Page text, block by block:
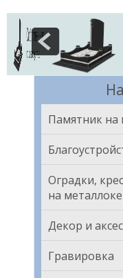
Памятник на
Оградки,
на
Декор и
Гравировка